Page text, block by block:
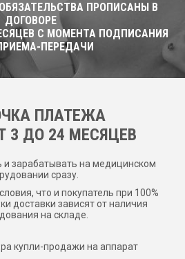
ПРОПИСАНЫ В
ДОГОВОРЕ
С МОМЕНТА ПОДПИСАНИЯ
ПЕРЕДАЧИ
ПЛАТЕЖА
3 ДО 24 МЕСЯЦЕВ
и зарабатывать на медицинском
сразу.
что и покупатель при 100%
доставки зависят от наличия
на складе.
купли-продажи на аппарат